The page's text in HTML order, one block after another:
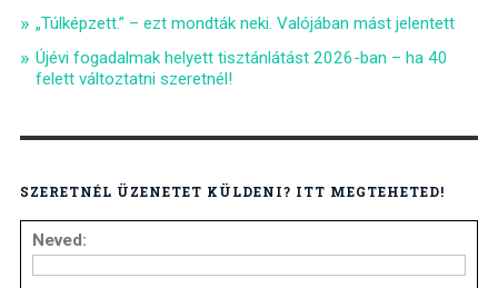
„Túlképzett.” – ezt mondták neki. Valójában mást jelentett
Újévi fogadalmak helyett tisztánlátást 2026-ban – ha 40
felett változtatni szeretnél!
SZERETNÉL ÜZENETET KÜLDENI? ITT MEGTEHETED!
Neved: